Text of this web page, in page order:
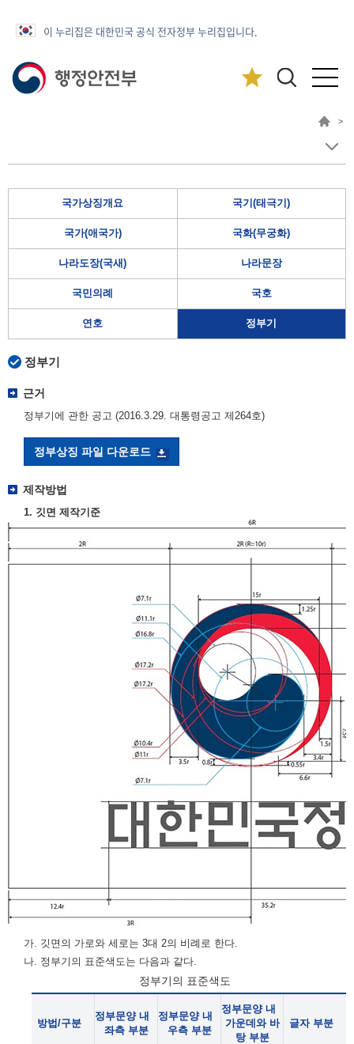
이 누리집은 대한민국 공식 전자정부 누리집입니다.
>
국가상징개요 국기(태극기)
국가(애국가) 국화(무궁화)
나라도장(국새) 나라문장
국민의례 국호
연호 정부기
정부기
근거
정부기에 관한 공고 (2016.3.29. 대통령공고 제264호)
정부상징 파일 다운로드
제작방법
1. 깃면 제작기준
가. 깃면의 가로와 세로는 3대 2의 비례로 한다.
나. 정부기의 표준색도는 다음과 같다.
정부기의 표준색도
방법/구분
정부문양 내
좌측 부분
정부문양 내
우측 부분
정부문양 내
가운데와 바
탕 부분
글자 부분